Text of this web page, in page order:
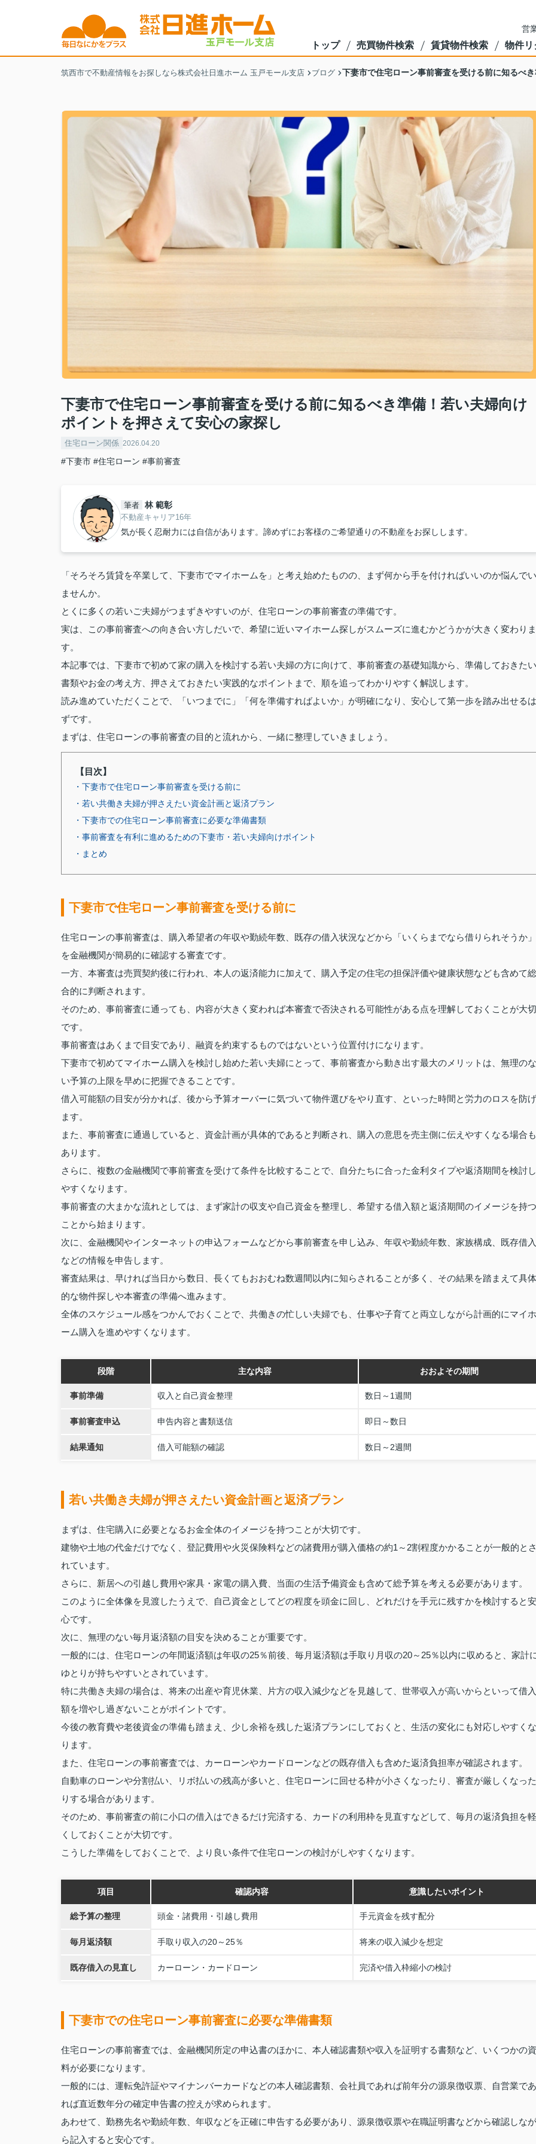
営
トップ 売買物件検索 賃貸物件検索 物件リ
筑西市で不動産情報をお探しなら株式会社日進ホーム 玉戸モール支店 ブログ 下妻市で住宅ローン事前審査を受ける前に知るべ
下妻市で住宅ローン事前審査を受ける前に知るべき準備！若い夫婦向け
ポイントを押さえて安心の家探し
住宅ローン関係 2026.04.20
#下妻市 #住宅ローン #事前審査
筆者 林 範彰
不動産キャリア16年
気が長く忍耐力には自信があります。諦めずにお客様のご希望通りの不動産をお探しします。
「そろそろ賃貸を卒業して、下妻市でマイホームを」と考え始めたものの、まず何から手を付ければいいのか悩んでい
ませんか。
とくに多くの若いご夫婦がつまずきやすいのが、住宅ローンの事前審査の準備です。
実は、この事前審査への向き合い方しだいで、希望に近いマイホーム探しがスムーズに進むかどうかが大きく変わりま
す。
本記事では、下妻市で初めて家の購入を検討する若い夫婦の方に向けて、事前審査の基礎知識から、準備しておきたい
書類やお金の考え方、押さえておきたい実践的なポイントまで、順を追ってわかりやすく解説します。
読み進めていただくことで、「いつまでに」「何を準備すればよいか」が明確になり、安心して第一歩を踏み出せるは
ずです。
まずは、住宅ローンの事前審査の目的と流れから、一緒に整理していきましょう。
【目次】
・下妻市で住宅ローン事前審査を受ける前に
・若い共働き夫婦が押さえたい資金計画と返済プラン
・下妻市での住宅ローン事前審査に必要な準備書類
・事前審査を有利に進めるための下妻市・若い夫婦向けポイント
・まとめ
下妻市で住宅ローン事前審査を受ける前に
住宅ローンの事前審査は、購入希望者の年収や勤続年数、既存の借入状況などから「いくらまでなら借りられそうか」
を金融機関が簡易的に確認する審査です。
一方、本審査は売買契約後に行われ、本人の返済能力に加えて、購入予定の住宅の担保評価や健康状態なども含めて総
合的に判断されます。
そのため、事前審査に通っても、内容が大きく変われば本審査で否決される可能性がある点を理解しておくことが大切
です。
事前審査はあくまで目安であり、融資を約束するものではないという位置付けになります。
下妻市で初めてマイホーム購入を検討し始めた若い夫婦にとって、事前審査から動き出す最大のメリットは、無理のな
い予算の上限を早めに把握できることです。
借入可能額の目安が分かれば、後から予算オーバーに気づいて物件選びをやり直す、といった時間と労力のロスを防げ
ます。
また、事前審査に通過していると、資金計画が具体的であると判断され、購入の意思を売主側に伝えやすくなる場合も
あります。
さらに、複数の金融機関で事前審査を受けて条件を比較することで、自分たちに合った金利タイプや返済期間を検討し
やすくなります。
事前審査の大まかな流れとしては、まず家計の収支や自己資金を整理し、希望する借入額と返済期間のイメージを持つ
ことから始まります。
次に、金融機関やインターネットの申込フォームなどから事前審査を申し込み、年収や勤続年数、家族構成、既存借入
などの情報を申告します。
審査結果は、早ければ当日から数日、長くてもおおむね数週間以内に知らされることが多く、その結果を踏まえて具体
的な物件探しや本審査の準備へ進みます。
全体のスケジュール感をつかんでおくことで、共働きの忙しい夫婦でも、仕事や子育てと両立しながら計画的にマイホ
ーム購入を進めやすくなります。
段階 主な内容 おおよその期間
事前準備 収入と自己資金整理 数日～1週間
事前審査申込 申告内容と書類送信 即日～数日
結果通知 借入可能額の確認 数日～2週間
若い共働き夫婦が押さえたい資金計画と返済プラン
まずは、住宅購入に必要となるお金全体のイメージを持つことが大切です。
建物や土地の代金だけでなく、登記費用や火災保険料などの諸費用が購入価格の約1～2割程度かかることが一般的と
れています。
さらに、新居への引越し費用や家具・家電の購入費、当面の生活予備資金も含めて総予算を考える必要があります。
このように全体像を見渡したうえで、自己資金としてどの程度を頭金に回し、どれだけを手元に残すかを検討すると安
心です。
次に、無理のない毎月返済額の目安を決めることが重要です。
一般的には、住宅ローンの年間返済額は年収の25％前後、毎月返済額は手取り月収の20～25％以内に収めると、家計
ゆとりが持ちやすいとされています。
特に共働き夫婦の場合は、将来の出産や育児休業、片方の収入減少などを見越して、世帯収入が高いからといって借入
額を増やし過ぎないことがポイントです。
今後の教育費や老後資金の準備も踏まえ、少し余裕を残した返済プランにしておくと、生活の変化にも対応しやすくな
ります。
また、住宅ローンの事前審査では、カーローンやカードローンなどの既存借入も含めた返済負担率が確認されます。
自動車のローンや分割払い、リボ払いの残高が多いと、住宅ローンに回せる枠が小さくなったり、審査が厳しくなった
りする場合があります。
そのため、事前審査の前に小口の借入はできるだけ完済する、カードの利用枠を見直すなどして、毎月の返済負担を軽
くしておくことが大切です。
こうした準備をしておくことで、より良い条件で住宅ローンの検討がしやすくなります。
項目 確認内容 意識したいポイント
総予算の整理 頭金・諸費用・引越し費用 手元資金を残す配分
毎月返済額 手取り収入の20～25％ 将来の収入減少を想定
既存借入の見直し カーローン・カードローン 完済や借入枠縮小の検討
下妻市での住宅ローン事前審査に必要な準備書類
住宅ローンの事前審査では、金融機関所定の申込書のほかに、本人確認書類や収入を証明する書類など、いくつかの資
料が必要になります。
一般的には、運転免許証やマイナンバーカードなどの本人確認書類、会社員であれば前年分の源泉徴収票、自営業であ
れば直近数年分の確定申告書の控えが求められます。
あわせて、勤務先名や勤続年数、年収などを正確に申告する必要があり、源泉徴収票や在職証明書などから確認しなが
ら記入すると安心です。